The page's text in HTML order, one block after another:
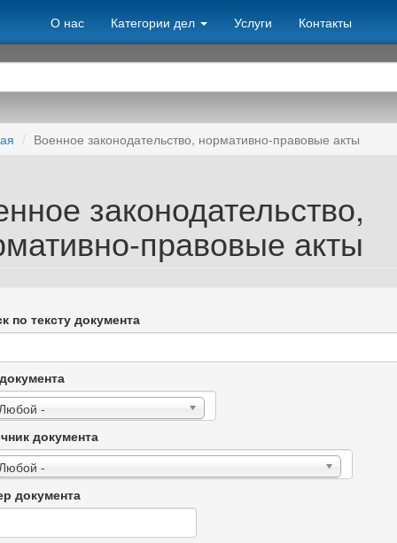
О нас Категории дел Услуги Контакты
Военное законодательство, нормативно-правовые акты
законодательство,
правовые акты
по тексту документа
-
документа
-
документа